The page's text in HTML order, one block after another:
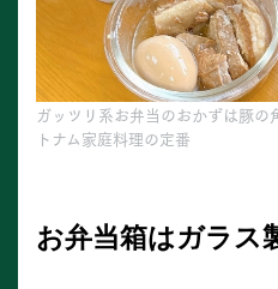
ガッツリ系お弁当のおかずは豚
トナム家庭料理の定番
お弁当箱はガラス